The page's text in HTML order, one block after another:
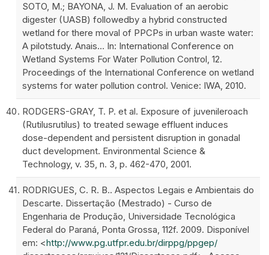
SOTO, M.; BAYONA, J. M. Evaluation of an aerobic
digester (UASB) followedby a hybrid constructed
wetland for there moval of PPCPs in urban waste water:
A pilotstudy. Anais… In: International Conference on
Wetland Systems For Water Pollution Control, 12.
Proceedings of the International Conference on wetland
systems for water pollution control. Venice: IWA, 2010.
RODGERS-GRAY, T. P. et al. Exposure of juvenileroach
(Rutilusrutilus) to treated sewage effluent induces
dose-dependent and persistent disruption in gonadal
duct development. Environmental Science &
Technology, v. 35, n. 3, p. 462-470, 2001.
RODRIGUES, C. R. B.. Aspectos Legais e Ambientais do
Descarte. Dissertação (Mestrado) - Curso de
Engenharia de Produção, Universidade Tecnológica
Federal do Paraná, Ponta Grossa, 112f. 2009. Disponível
em: <http://www.pg.utfpr.edu.br/dirppg/ppgep/